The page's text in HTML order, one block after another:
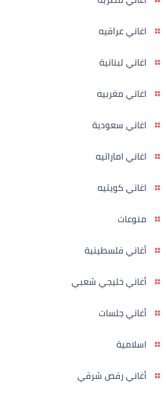
اغاني عراقيه
اغاني لبنانية
اغاني مغربيه
اغاني سعودية
اغاني اماراتيه
اغاني كويتيه
منوعات
أغاني فلسطينية
أغاني خليجي شعبي
أغاني جلسات
اسلامية
أغاني رقص شرقي